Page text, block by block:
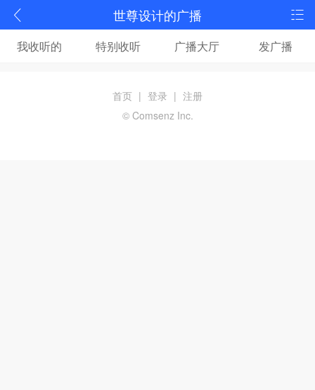
世尊设计的广播
我收听的 特别收听 广播大厅 发广播
首页 | 登录 | 注册
© Comsenz Inc.